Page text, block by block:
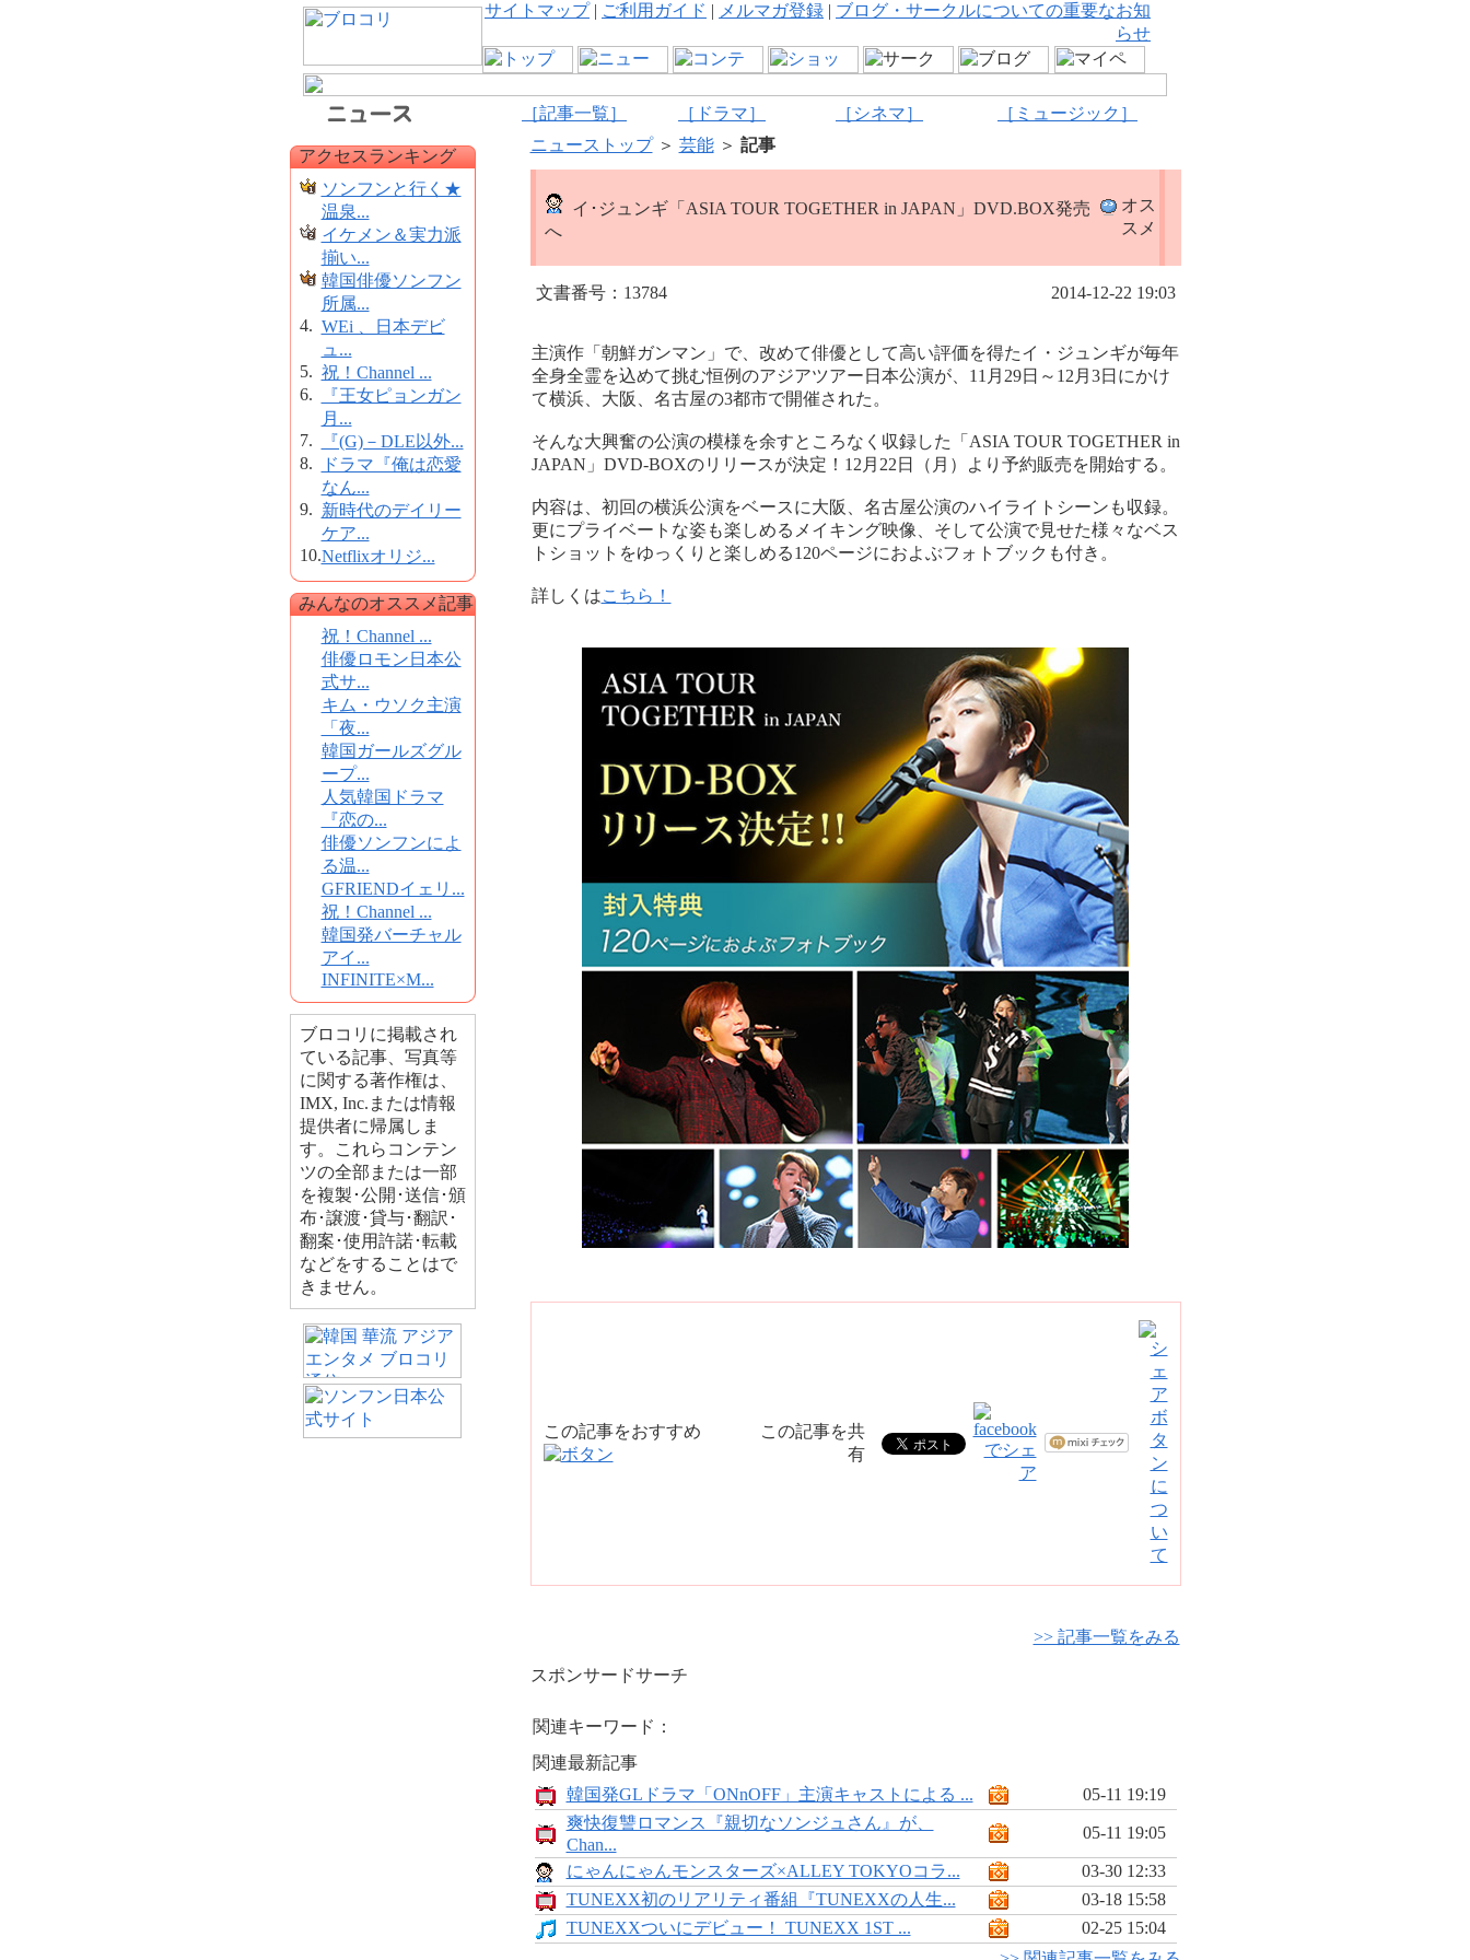
サイトマップ| ご利用ガイド | メルマガ登録 | ブログ・サークルについての重要なお知
らせ
［記事一覧］ ［ドラマ］ ［シネマ］ ［ミュージック］
アクセスランキング
ソンフンと行く★
温泉...
イケメン＆実力派
揃い...
韓国俳優ソンフン
所属...
4. WEi 、日本デビ
ュ...
5. 祝！Channel ...
6.
『王女ピョンガン
月...
7.
『(G)－DLE以外...
8.
ドラマ『俺は恋愛
なん...
9. 新時代のデイリー
ケア...
10.Netflixオリジ...
みんなのオススメ記事
祝！Channel ...
俳優ロモン日本公
式サ...
キム・ウソク主演
「夜...
韓国ガールズグル
ープ...
人気韓国ドラマ
『恋の...
俳優ソンフンによ
る温...
GFRIENDイェリ...
祝！Channel ...
韓国発バーチャル
アイ...
INFINITE×M...
ブロコリに掲載され
ている記事、写真等
に関する著作権は、
IMX, Inc.または情報
提供者に帰属しま
す。これらコンテン
ツの全部または一部
を複製･公開･送信･頒
布･譲渡･貸与･翻訳･
翻案･使用許諾･転載
などをすることはで
きません。
ニューストップ＞ 芸能＞ 記事
イ･ジュンギ「ASIA TOUR TOGETHER in JAPAN」DVD.BOX発売
へ
オス
スメ
文書番号：13784 2014-12-22 19:03
主演作「朝鮮ガンマン」で、改めて俳優として高い評価を得たイ・ジュンギが毎年
全身全霊を込めて挑む恒例のアジアツアー日本公演が、11月29日～12月3日にかけ
て横浜、大阪、名古屋の3都市で開催された。
そんな大興奮の公演の模様を余すところなく収録した「ASIA TOUR TOGETHER in
JAPAN」DVD-BOXのリリースが決定！12月22日（月）より予約販売を開始する。
内容は、初回の横浜公演をベースに大阪、名古屋公演のハイライトシーンも収録。
更にプライベートな姿も楽しめるメイキング映像、そして公演で見せた様々なベス
トショットをゆっくりと楽しめる120ページにおよぶフォトブックも付き。
詳しくはこちら！
この記事をおすすめ
この記事を共
有
>> 記事一覧をみる
スポンサードサーチ
関連キーワード：
関連最新記事
韓国発GLドラマ「ONnOFF」主演キャストによる ...
05-11 19:19
爽快復讐ロマンス『親切なソンジュさん』が、
Chan...
05-11 19:05
にゃんにゃんモンスターズ×ALLEY TOKYOコラ...
03-30 12:33
TUNEXX初のリアリティ番組『TUNEXXの人生...
03-18 15:58
TUNEXXついにデビュー！ TUNEXX 1ST ...
02-25 15:04